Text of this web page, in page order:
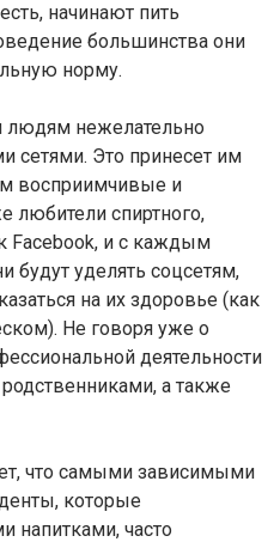
начинают пить
большинства они
норму.
людям нежелательно
сетями. Это принесет им
восприимчивые и
любители спиртного,
Facebook, и с каждым
уделять соцсетям,
на их здоровье (как
Не говоря уже о
деятельности
а также
что самыми зависимыми
которые
напитками, часто